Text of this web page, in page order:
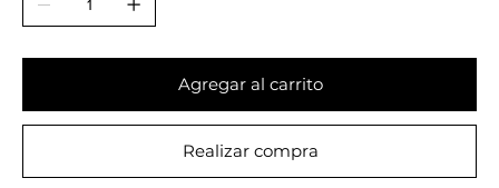
Agregar al carrito
Realizar compra